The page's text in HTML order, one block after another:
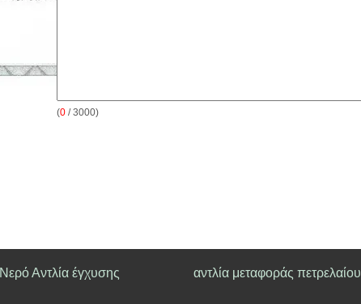
(0 / 3000)
Νερό Αντλία έγχυσης αντλία μεταφοράς πετρελαίου